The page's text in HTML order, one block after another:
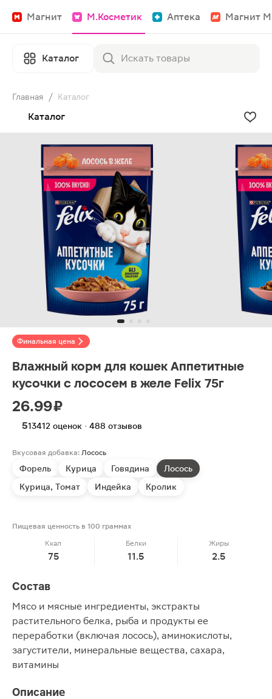
Магнит М.Косметик Аптека Магнит
Каталог
Главная / Каталог
Каталог
Финальная цена
Влажный корм для кошек Аппетитные
кусочки с лососем в желе Felix 75г
26.99 ₽
513412 оценок · 488 отзывов
Вкусовая добавка: Лосось
Форель Курица Говядина
Лосось
Курица, Томат
Индейка Кролик
Пищевая ценность в 100 граммах
Ккал
75
Белки
11.5
Жиры
2.5
Состав
Мясо и мясные ингредиенты, экстракты
растительного белка, рыба и продукты ее
переработки (включая лосось), аминокислоты,
загустители, минеральные вещества, сахара,
витамины
Описание